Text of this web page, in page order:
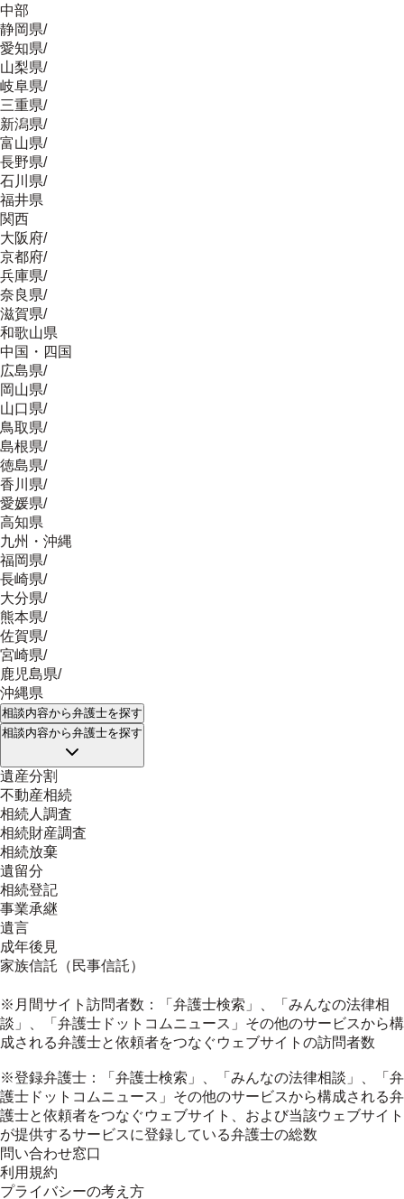
中部
静岡県/
愛知県/
山梨県/
岐阜県/
三重県/
新潟県/
富山県/
長野県/
石川県/
福井県
関西
大阪府/
京都府/
兵庫県/
奈良県/
滋賀県/
和歌山県
中国・四国
広島県/
岡山県/
山口県/
鳥取県/
島根県/
徳島県/
香川県/
愛媛県/
高知県
九州・沖縄
福岡県/
長崎県/
大分県/
熊本県/
佐賀県/
宮崎県/
鹿児島県/
沖縄県
相談内容から弁護士を探す
相談内容から弁護士を探す
遺産分割
不動産相続
相続人調査
相続財産調査
相続放棄
遺留分
相続登記
事業承継
遺言
成年後見
家族信託（民事信託）
※月間サイト訪問者数：「弁護士検索」、「みんなの法律相
談」、「弁護士ドットコムニュース」その他のサービスから構
成される弁護士と依頼者をつなぐウェブサイトの訪問者数
※登録弁護士：「弁護士検索」、「みんなの法律相談」、「弁
護士ドットコムニュース」その他のサービスから構成される弁
護士と依頼者をつなぐウェブサイト、および当該ウェブサイト
が提供するサービスに登録している弁護士の総数
問い合わせ窓口
利用規約
プライバシーの考え方